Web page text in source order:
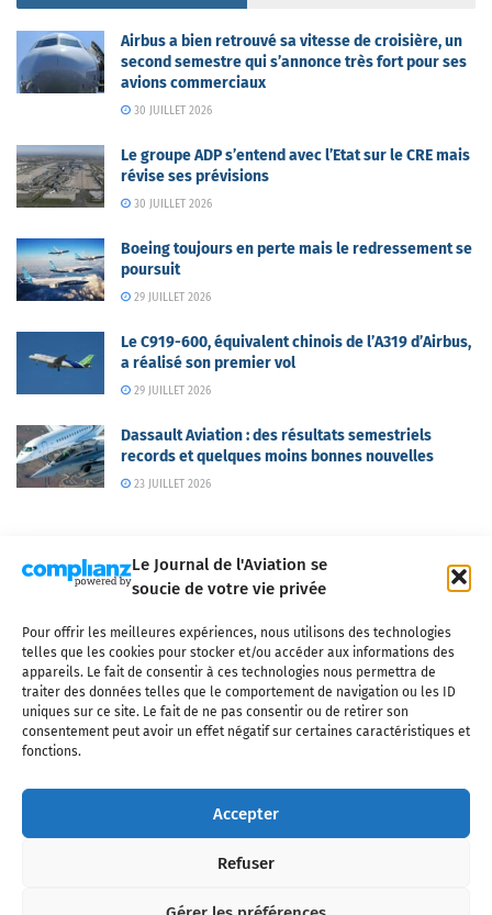
Le Journal de l'Aviation se
soucie de votre vie privée
Pour offrir les meilleures expériences, nous utilisons des technologies
telles que les cookies pour stocker et/ou accéder aux informations des
appareils. Le fait de consentir à ces technologies nous permettra de
traiter des données telles que le comportement de navigation ou les ID
uniques sur ce site. Le fait de ne pas consentir ou de retirer son
consentement peut avoir un effet négatif sur certaines caractéristiques et
fonctions.
Accepter
Refuser
Airbus a bien retrouvé sa vitesse de croisière, un
second semestre qui s’annonce très fort pour ses
avions commerciaux
30 JUILLET 2026
Le groupe ADP s’entend avec l’Etat sur le CRE mais
révise ses prévisions
30 JUILLET 2026
Boeing toujours en perte mais le redressement se
poursuit
29 JUILLET 2026
Le C919-600, équivalent chinois de l’A319 d’Airbus,
a réalisé son premier vol
29 JUILLET 2026
Dassault Aviation : des résultats semestriels
records et quelques moins bonnes nouvelles
23 JUILLET 2026
Qui sommes-nous ? Nous contacter
Partenaires
Mentions légales
CGV Politique de confidentialité Cookies
l'industrie aéronautique, l'aviation commerciale, l'aviation d'affaires, les
civils, l'aéronautique de défense et l'industrie spatiale. Toute reproduction,
interdite sans autorisation écrite spécifique du Journal de l’Aviation.